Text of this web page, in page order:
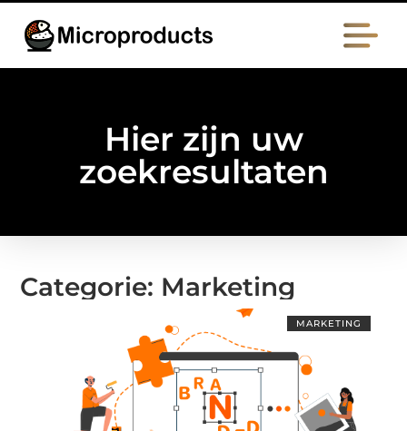
Hier zijn uw
zoekresultaten
Categorie: Marketing
MARKETING